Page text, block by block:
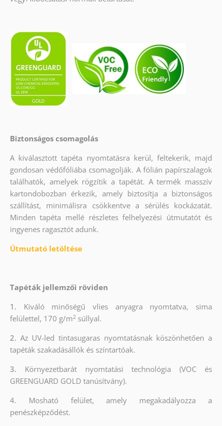
Biztonságos csomagolás
A kiválasztott tapéta nyomtatásra kerül, feltekerik, majd
gondosan védőfóliába csomagolják. A fólián papírszalagok
találhatók, amelyek rögzítik a tapétát. A termék masszív
kartondobozban érkezik, amely biztosítja a biztonságos
szállítást, minimálisra csökkentve a sérülés kockázatát.
Minden tapéta mellé részletes felhelyezési útmutatót és
ingyenes ragasztót adunk.
Útmutató letöltése
Tapéták jellemzői röviden
1. Kiváló minőségű vlies anyagra nyomtatva, sima
felülettel, 170 g/m2súllyal.
2. Az UV-led tintasugaras nyomtatásnak köszönhetően a
tapéták szakadásállók és színtartóak.
3. Környezetbarát nyomtatási technológia (VOC és
GREENGUARD GOLD tanúsítvány).
4. Mosható felület, amely megakadályozza a
penészképződést.